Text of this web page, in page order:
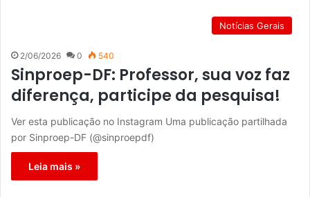
Notícias Gerais
2/06/2026 0 540
Sinproep-DF: Professor, sua voz faz
diferença, participe da pesquisa!
Ver esta publicação no Instagram Uma publicação partilhada
por Sinproep-DF (@sinproepdf)
Leia mais »